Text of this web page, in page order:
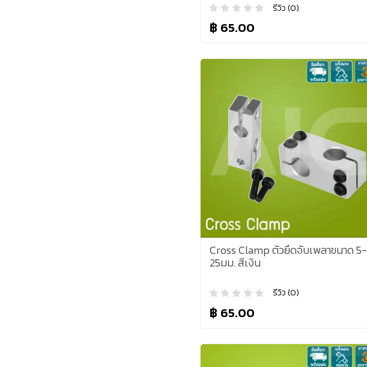
รีวิว (0)
฿ 65.00
Cross Clamp ตัวยึดจับเพลาขนาด 5-
25มม. สีเงิน
รีวิว (0)
฿ 65.00